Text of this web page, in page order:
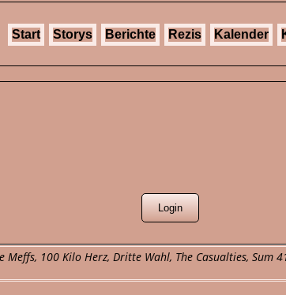
Start Storys Berichte Rezis Kalender
100 Kilo Herz, Dritte Wahl, The Casualties, Sum